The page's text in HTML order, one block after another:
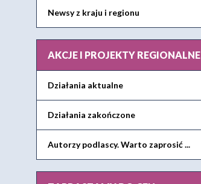
Newsy z kraju i regionu
AKCJE I PROJEKTY REGIONALNE
Działania aktualne
Działania zakończone
Autorzy podlascy. Warto zaprosić ...